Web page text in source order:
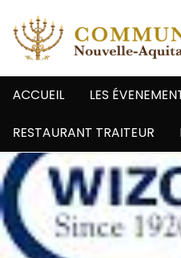
ACCUEIL LES
RESTAURANT TRAITEUR